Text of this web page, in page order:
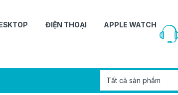
ĐIỆN THOẠI APPLE WATCH